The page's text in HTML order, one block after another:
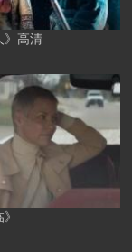
》高清